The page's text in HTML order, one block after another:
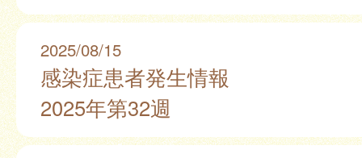
2025/08/15
感染症患者発生情報
2025年第32週